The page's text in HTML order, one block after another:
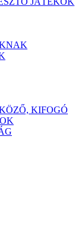
KIFOGÓ